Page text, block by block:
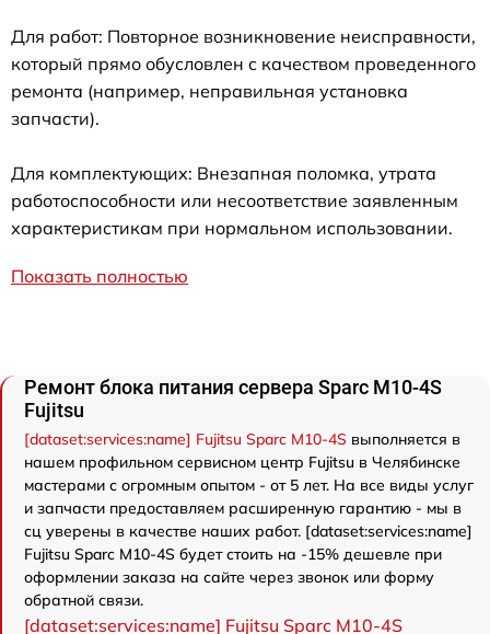
Для работ: Повторное возникновение неисправности,
который прямо обусловлен с качеством проведенного
ремонта (например, неправильная установка
запчасти).
Для комплектующих: Внезапная поломка, утрата
работоспособности или несоответствие заявленным
характеристикам при нормальном использовании.
Показать полностью
Ремонт блока питания сервера Sparc M10-4S
Fujitsu
[dataset:services:name] Fujitsu Sparc M10-4S выполняется в
нашем профильном сервисном центр Fujitsu в Челябинске
мастерами с огромным опытом - от 5 лет. На все виды услуг
и запчасти предоставляем расширенную гарантию - мы в
сц уверены в качестве наших работ. [dataset:services:name]
Fujitsu Sparc M10-4S будет стоить на -15% дешевле при
оформлении заказа на сайте через звонок или форму
обратной связи.
[dataset:services:name] Fujitsu Sparc M10-4S